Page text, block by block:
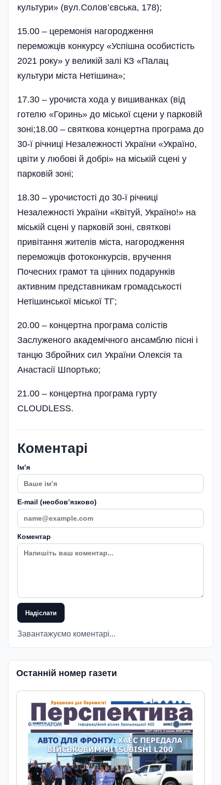
культури» (вул.Солов’євська, 178);
15.00 – церемонія нагородження
переможців конкурсу «Успішна особистість
2021 року» у великій залі КЗ «Палац
культури міста Нетішина»;
17.30 – урочиста хода у вишиванках (від
готелю «Горинь» до міської сцени у парковій
зоні;18.00 – святкова концертна програма до
30-ї річниці Незалежності України «Україно,
цвіти у любові й добрі» на міській сцені у
парковій зоні;
18.30 – урочистості до 30-ї річниці
Незалежності України «Квітуй, Україно!» на
міській сцені у парковій зоні, святкові
привітання жителів міста, нагородження
переможців фотоконкурсів, вручення
Почесних грамот та цінних подарунків
активним представникам громадськості
Нетішинської міської ТГ;
20.00 – концертна програма солістів
Заслуженого академічного ансамблю пісні і
танцю Збройних сил України Олексія та
Анастасії Шпортько;
21.00 – концертна програма гурту
CLOUDLESS.
Коментарі
Імʼя
E-mail (необовʼязково)
Коментар
Надіслати
Завантажуємо коментарі...
Останній номер газети